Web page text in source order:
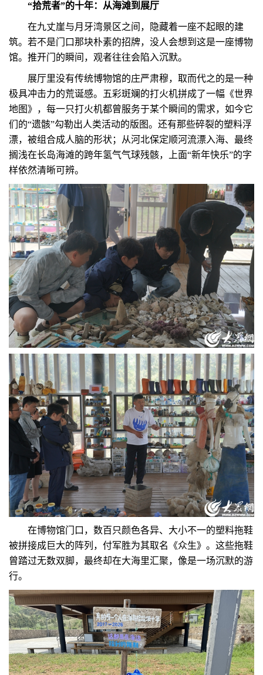
“拾荒者”的十年：从海滩到展厅
在九丈崖与月牙湾景区之间，隐藏着一座不起眼的建
筑。若不是门口那块朴素的招牌，没人会想到这是一座博物
馆。推开门的瞬间，观者往往会陷入沉默。
展厅里没有传统博物馆的庄严肃穆，取而代之的是一种
极具冲击力的荒诞感。五彩斑斓的打火机拼成了一幅《世界
地图》，每一只打火机都曾服务于某个瞬间的需求，如今它
们的“遗骸”勾勒出人类活动的版图。还有那些碎裂的塑料浮
漂，被组合成人脑的形状；从河北保定顺河流漂入海、最终
搁浅在长岛海滩的跨年氢气气球残骸，上面“新年快乐”的字
样依然清晰可辨。
在博物馆门口，数百只颜色各异、大小不一的塑料拖鞋
被拼接成巨大的阵列，付军胜为其取名《众生》。这些拖鞋
曾踏过无数双脚，最终却在大海里汇聚，像是一场沉默的游
行。